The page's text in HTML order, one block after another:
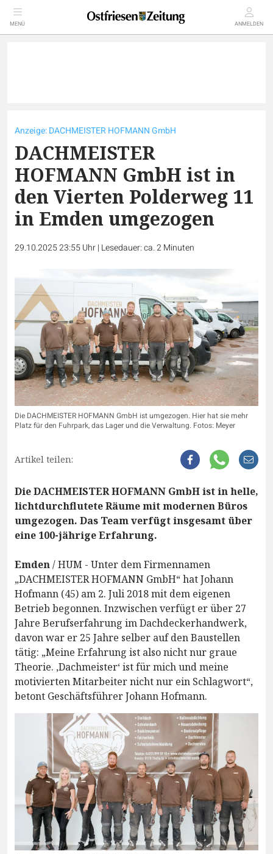
MENÜ ANMELDEN
Anzeige: DACHMEISTER HOFMANN GmbH
DACHMEISTER
HOFMANN GmbH ist in
den Vierten Polderweg 11
in Emden umgezogen
29.10.2025 23:55 Uhr| Lesedauer: ca. 2 Minuten
Die DACHMEISTER HOFMANN GmbH ist umgezogen. Hier hat sie mehr
Platz für den Fuhrpark, das Lager und die Verwaltung. Fotos: Meyer
Artikel teilen:
Die DACHMEISTER HOFMANN GmbH ist in helle,
lichtdurchflutete Räume mit modernen Büros
umgezogen. Das Team verfügt insgesamt über
eine 100-jährige Erfahrung.
Emden/ HUM - Unter dem Firmennamen
„DACHMEISTER HOFMANN GmbH“ hat Johann
Hofmann (45) am 2. Juli 2018 mit dem eigenen
Betrieb begonnen. Inzwischen verfügt er über 27
Jahre Berufserfahrung im Dachdeckerhandwerk,
davon war er 25 Jahre selber auf den Baustellen
tätig: „Meine Erfahrung ist also nicht nur graue
Theorie. ‚Dachmeister‘ ist für mich und meine
motivierten Mitarbeiter nicht nur ein Schlagwort“,
betont Geschäftsführer Johann Hofmann.